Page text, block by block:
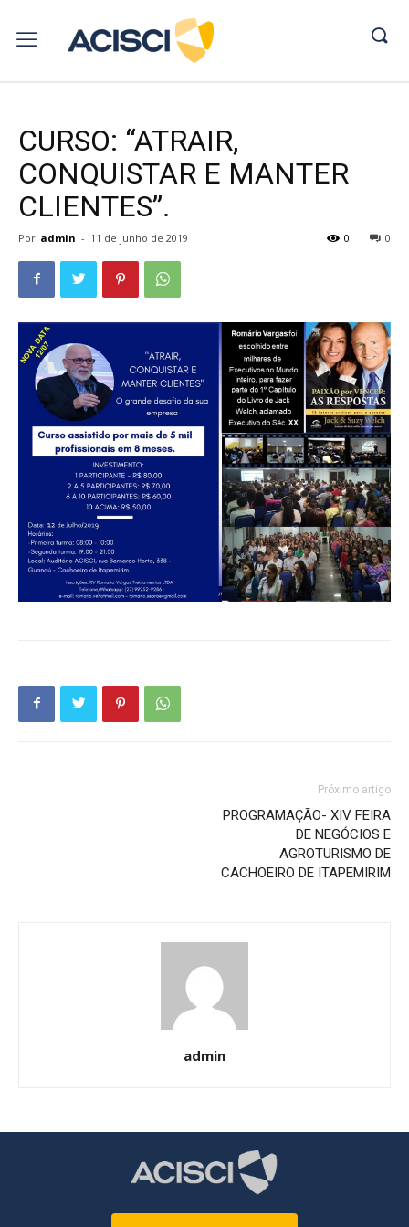
CURSO: “ATRAIR,
CONQUISTAR E MANTER
CLIENTES”.
Por admin - 11 de junho de 2019 0
0
Próximo artigo
PROGRAMAÇÃO- XIV FEIRA
DE NEGÓCIOS E
AGROTURISMO DE
CACHOEIRO DE ITAPEMIRIM
admin